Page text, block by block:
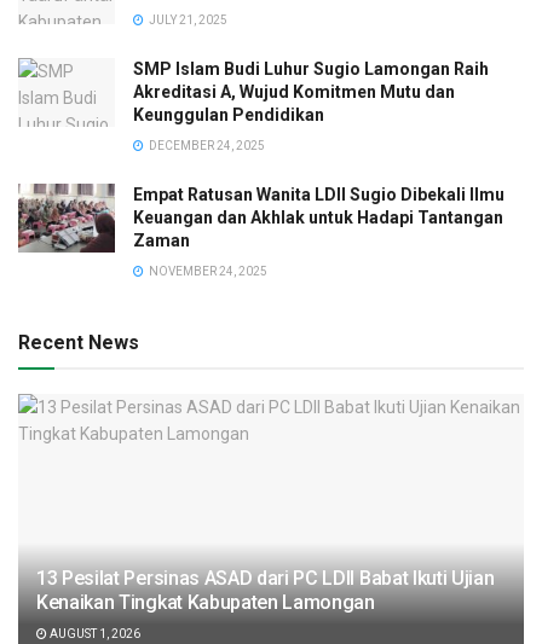
JULY 21, 2025
SMP Islam Budi Luhur Sugio Lamongan Raih
Akreditasi A, Wujud Komitmen Mutu dan
Keunggulan Pendidikan
DECEMBER 24, 2025
Empat Ratusan Wanita LDII Sugio Dibekali Ilmu
Keuangan dan Akhlak untuk Hadapi Tantangan
Zaman
NOVEMBER 24, 2025
Recent News
13 Pesilat Persinas ASAD dari PC LDII Babat Ikuti Ujian
Kenaikan Tingkat Kabupaten Lamongan
AUGUST 1, 2026